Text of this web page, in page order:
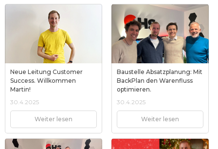
Neue Leitung Customer
Success. Willkommen
Martin!
30.4.2025
Weiter lesen
Baustelle Absatzplanung: Mit
BackPlan den Warenfluss
optimieren.
30.4.2025
Weiter lesen